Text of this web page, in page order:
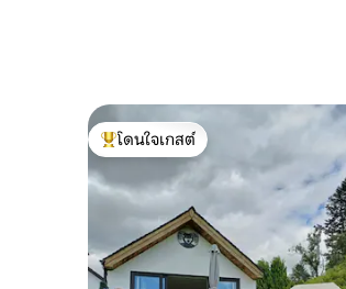
โดนใจเกสต์ที่สุด
โดนใจเกสต์